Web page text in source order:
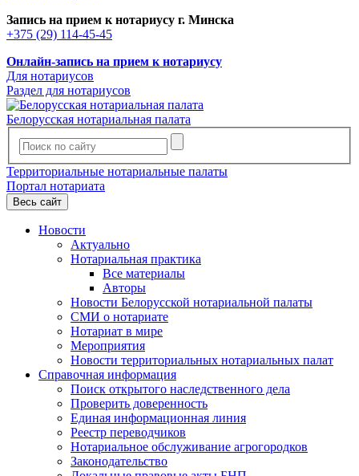
Запись на прием к нотариусу г. Минска
+375 (29) 114-45-45
Онлайн-запись на прием к нотариусу
Для нотариусов
Раздел для нотариусов
Белорусская нотариальная палата
Территориальные нотариальные палаты
Портал нотариата
Весь сайт
Новости
Актуально
Нотариальная практика
Все материалы
Авторы
Новости Белорусской нотариальной палаты
СМИ о нотариате
Нотариат в мире
Мероприятия
Новости территориальных нотариальных палат
Справочная информация
Поиск открытого наследственного дела
Проверить доверенность
Единая информационная линия
Реестр переводчиков
Нотариальное обслуживание агрогородков
Законодательство